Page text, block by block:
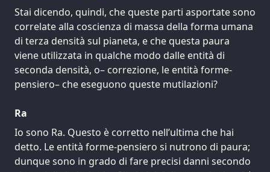
Stai dicendo, quindi, che queste parti asportate sono
correlate alla coscienza di massa della forma umana
di terza densità sul pianeta, e che questa paura
viene utilizzata in qualche modo dalle entità di
seconda densità, o– correzione, le entità forme-
pensiero– che eseguono queste mutilazioni?
Ra
Io sono Ra. Questo è corretto nell’ultima che hai
detto. Le entità forme-pensiero si nutrono di paura;
dunque sono in grado di fare precisi danni secondo